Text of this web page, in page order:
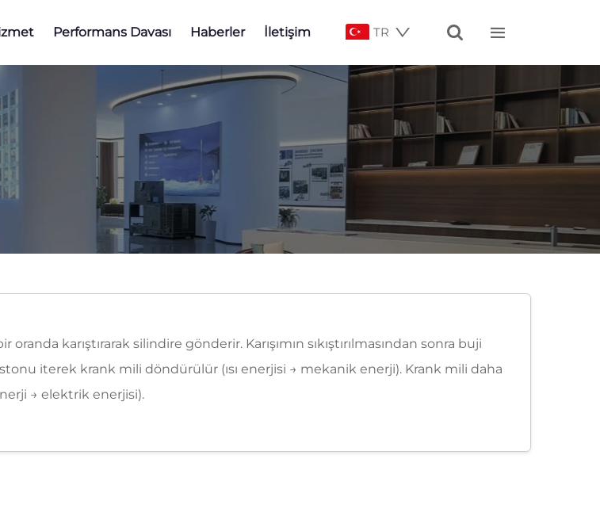
Performans Davası Haberler İletişim TR  
karıştırarak silindire gönderir. Karışımın sıkıştırılmasından sonra buji
iterek krank mili döndürülür (ısı enerjisi → mekanik enerji). Krank mili daha
→ elektrik enerjisi).